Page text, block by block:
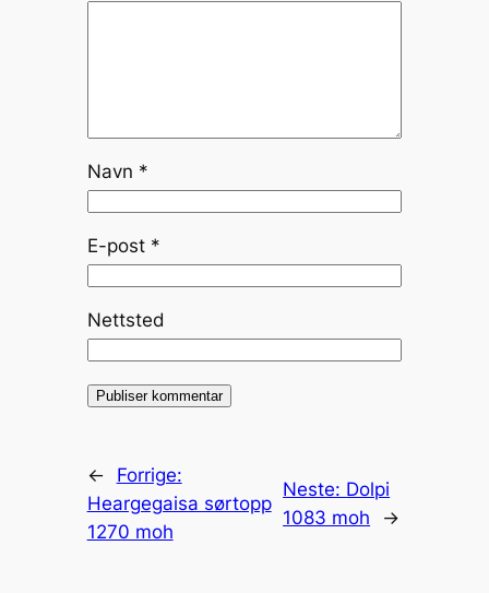
Navn *
E-post *
Nettsted
←
Forrige:
Heargegaisa sørtopp
1270 moh
Neste: Dolpi
1083 moh
→